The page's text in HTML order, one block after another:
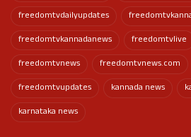
freedomtvdailyupdates
freedomtvkannadanews
freedomtvlive
freedomtvnews
freedomtvnews.com
freedomtvupdates
kannada news
karnataka news